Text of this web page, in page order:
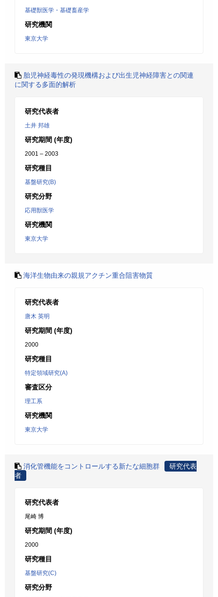
基礎獣医学・基礎畜産学
研究機関
東京大学
胎児神経毒性の発現機構および出生児神経障害との関連
に関する多面的解析
研究代表者
土井 邦雄
研究期間 (年度)
2001 – 2003
研究種目
基盤研究(B)
研究分野
応用獣医学
研究機関
東京大学
海洋生物由来の親規アクチン重合阻害物質
研究代表者
唐木 英明
研究期間 (年度)
2000
研究種目
特定領域研究(A)
審査区分
理工系
研究機関
東京大学
消化管機能をコントロールする新たな細胞群
研究代表
者
研究代表者
尾崎 博
研究期間 (年度)
2000
研究種目
基盤研究(C)
研究分野